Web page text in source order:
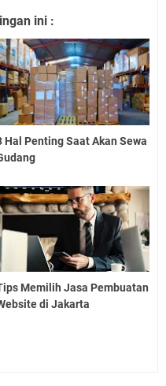
ini :
Hal Penting Saat Akan Sewa
Memilih Jasa Pembuatan
di Jakarta